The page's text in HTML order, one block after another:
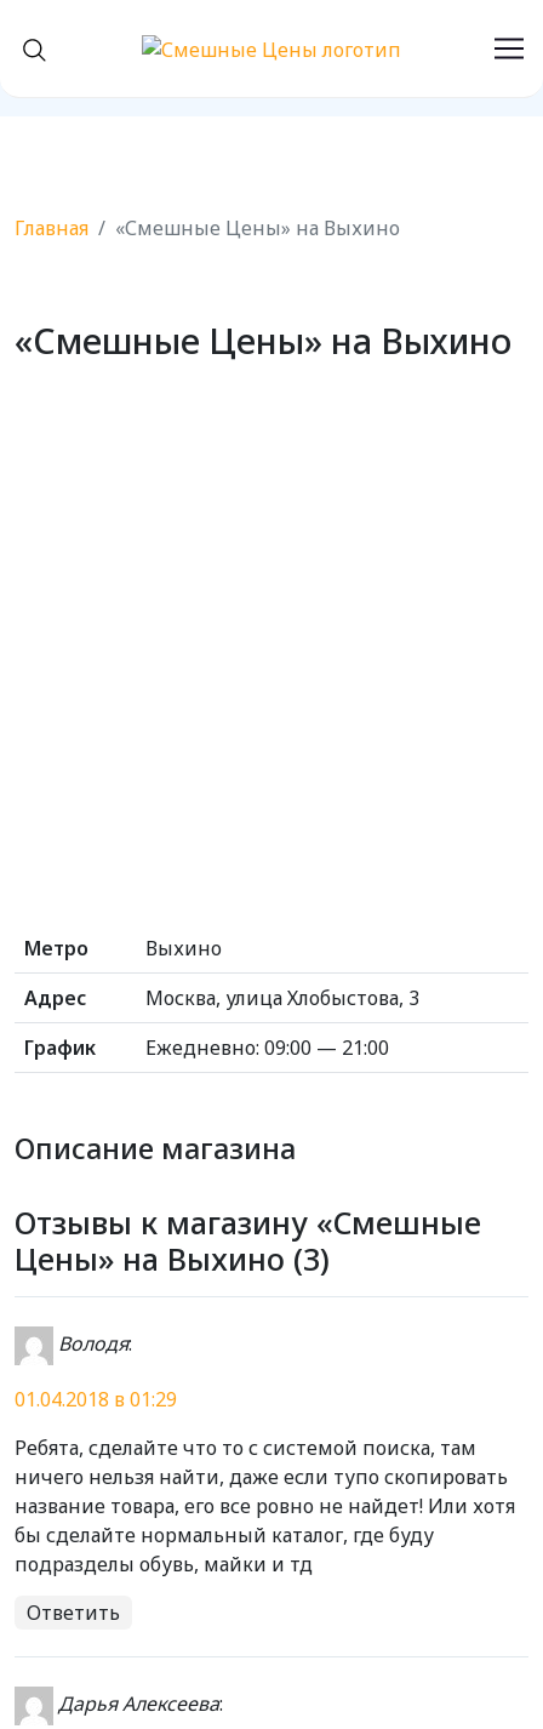
Главная «Смешные Цены» на Выхино
«Смешные Цены» на Выхино
Метро
Выхино
Адрес
Москва, улица Хлобыстова, 3
График
Ежедневно: 09:00 — 21:00
Описание магазина
Отзывы к магазину «Смешные
Цены» на Выхино (3)
Володя:
01.04.2018 в 01:29
Ребята, сделайте что то с системой поиска, там
ничего нельзя найти, даже если тупо скопировать
название товара, его все ровно не найдет! Или хотя
бы сделайте нормальный каталог, где буду
подразделы обувь, майки и тд
Ответить
Дарья Алексеева: